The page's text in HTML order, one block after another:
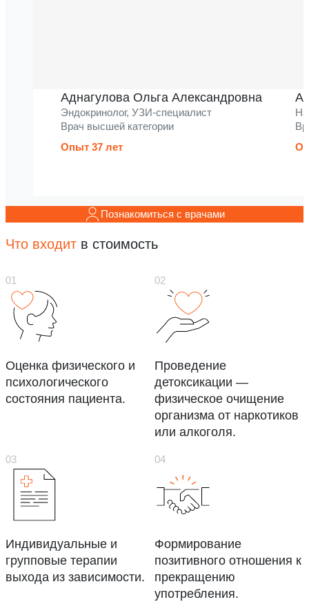
Аднагулова Ольга Александровна
Эндокринолог, УЗИ-специалист
Врач высшей категории
Опыт 37 лет
Познакомиться с врачами
Что входит в стоимость
Оценка физического и
психологического
состояния пациента.
Проведение
детоксикации —
физическое очищение
организма от наркотиков
или алкоголя.
Индивидуальные и
групповые терапии
выхода из зависимости.
Формирование
позитивного отношения к
прекращению
употребления.